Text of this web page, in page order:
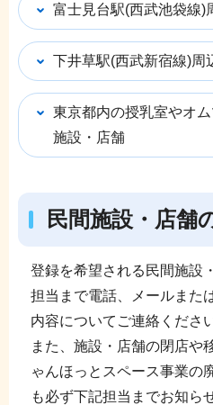
富士見台駅(西武池袋線)
下井草駅(西武新宿線)周
東京都内の授乳室やオ
施設・店舗
民間施設・店舗
登録を希望される民間施設
担当まで電話、メールまた
内容についてご連絡ください
また、施設・店舗の閉店や
ゃんほっとスペース事業の
も必ず下記担当までお知ら